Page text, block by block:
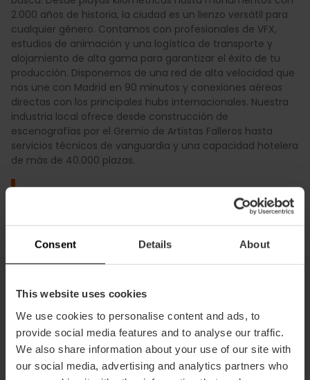
Consent Details About
This website uses cookies
We use cookies to personalise content and ads, to
provide social media features and to analyse our traffic.
We also share information about your use of our site with
our social media, advertising and analytics partners who
2.000 años de historia, la ciudad es un lienzo versátil para
cualquier género. Contamos con profesionales de VFX,
estudios de animación y una logística de transporte y
alojamiento de alta gama para garantizar el éxito de tu
producción. Disponemos de una red de alta velocidad que
nos une con Madrid en 90 minutos y conexiones aéreas
directas con los principales hubs internacionales. Nuestra
industria local ofrece desde construcción de
escenografías por el Gremio de Artistas Falleros hasta
servicios técnicos de vanguardia y una capacidad hotelera
de más de 40.000 plazas.
tramitación de permisos municipales. Únete a las
producciones internacionales que ya han aprovechado
nuestras 4.500 horas de luz anuales y la versatilidad de un
entorno que lo tiene todo.
Nuestros servicios
Te ayudamos a organizar tu
rodaje
Hacemos que tu producción sea fluida y eficiente.
Desde la gestión de permisos hasta la búsqueda de